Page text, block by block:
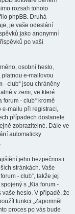
rozsah tohoto
phpBB. Druhá
je vaše odeslání
jako anonymní
po vaší
osobní heslo,
e-mailovou
- club“ jsou chráněny
v zemi, ve které
- club“ kromě
e-mailu při registraci,
případech dostanete
zobrazitelné. Dále ve
automaticky
jeho bezpečnosti.
stránkách. Vaše
- club“, takže jej
s „Kia forum -
vaše heslo. V případě, že
funkci „Zapomněl
proces po vás bude